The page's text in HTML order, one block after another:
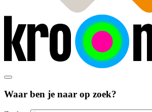
Waar ben je naar op zoek?